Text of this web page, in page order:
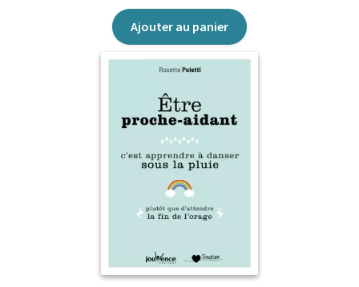
Ajouter au panier